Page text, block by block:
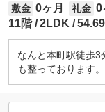
敷金 0ヶ月 礼金 0
11階 2LDK
なんと本町駅徒歩3
も整っております。